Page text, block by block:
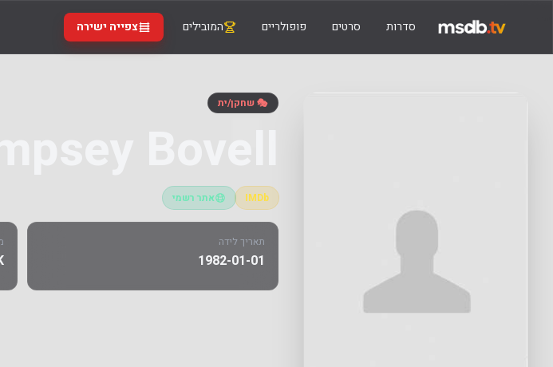
סדרות סרטים פופולריים המובילים צפייה ישירה
🎭 שחקן/ית
IMDb אתר רשמי
תאריך לידה
1982-01-01